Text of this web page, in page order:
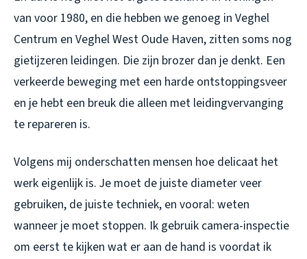
van voor 1980, en die hebben we genoeg in Veghel
Centrum en Veghel West Oude Haven, zitten soms nog
gietijzeren leidingen. Die zijn brozer dan je denkt. Een
verkeerde beweging met een harde ontstoppingsveer
en je hebt een breuk die alleen met leidingvervanging
te repareren is.
Volgens mij onderschatten mensen hoe delicaat het
werk eigenlijk is. Je moet de juiste diameter veer
gebruiken, de juiste techniek, en vooral: weten
wanneer je moet stoppen. Ik gebruik camera-inspectie
om eerst te kijken wat er aan de hand is voordat ik